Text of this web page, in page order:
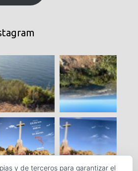
y de terceros para garantizar el